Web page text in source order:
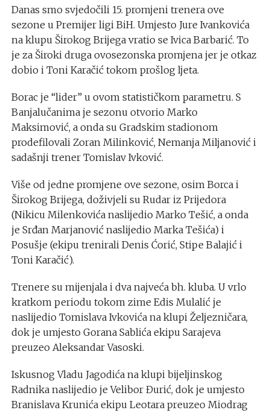
Danas smo svjedočili 15. promjeni trenera ove
sezone u Premijer ligi BiH. Umjesto Jure Ivankovića
na klupu Širokog Brijega vratio se Ivica Barbarić. To
je za Široki druga ovosezonska promjena jer je otkaz
dobio i Toni Karačić tokom prošlog ljeta.
Borac je “lider” u ovom statističkom parametru. S
Banjalučanima je sezonu otvorio Marko
Maksimović, a onda su Gradskim stadionom
prodefilovali Zoran Milinković, Nemanja Miljanović i
sadašnji trener Tomislav Ivković.
Više od jedne promjene ove sezone, osim Borca i
Širokog Brijega, doživjeli su Rudar iz Prijedora
(Nikicu Milenkovića naslijedio Marko Tešić, a onda
je Srđan Marjanović naslijedio Marka Tešića) i
Posušje (ekipu trenirali Denis Ćorić, Stipe Balajić i
Toni Karačić).
Trenere su mijenjala i dva najveća bh. kluba. U vrlo
kratkom periodu tokom zime Edis Mulalić je
naslijedio Tomislava Ivkovića na klupi Željezničara,
dok je umjesto Gorana Sablića ekipu Sarajeva
preuzeo Aleksandar Vasoski.
Iskusnog Vladu Jagodića na klupi bijeljinskog
Radnika naslijedio je Velibor Đurić, dok je umjesto
Branislava Krunića ekipu Leotara preuzeo Miodrag